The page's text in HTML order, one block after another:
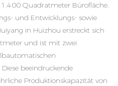
Quadratmeter Bürofläche.
und Entwicklungs- sowie
in Huizhou erstreckt sich
und ist mit zwei
beeindruckende
Produktionskapazität von